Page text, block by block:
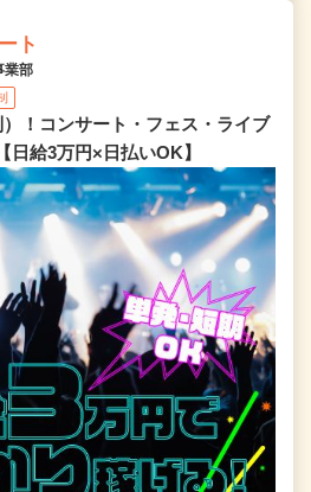
ト
業部
！コンサート・フェス・ライブ
日給3万円×日払いOK】